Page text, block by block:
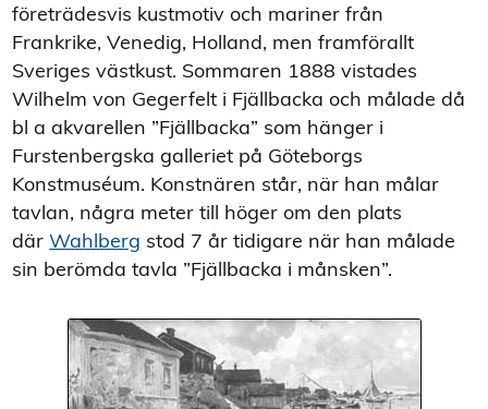
företrädesvis kustmotiv och mariner från
Frankrike, Venedig, Holland, men framförallt
Sveriges västkust. Sommaren 1888 vistades
Wilhelm von Gegerfelt i Fjällbacka och målade då
bl a akvarellen ”Fjällbacka” som hänger i
Furstenbergska galleriet på Göteborgs
Konstmuséum. Konstnären står, när han målar
tavlan, några meter till höger om den plats
därWahlberg stod 7 år tidigare när han målade
sin berömda tavla ”Fjällbacka i månsken”.